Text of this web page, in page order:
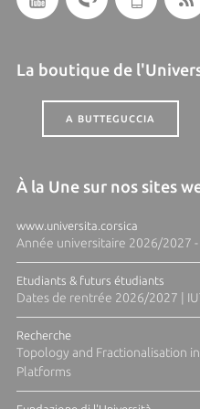
La boutique de
A BUTTEGUCCIA
À la Une sur nos sites
www.universita.corsica
Année universitaire 2026/2027
Etudiants & futurs étudiants
Dates de rentrée 2026/2027 |
Recherche
Topology and Fractionalisation
Platforms